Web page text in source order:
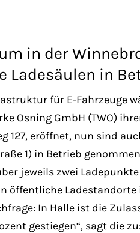
in der
Ladesäulen in
für E-Fahrzeuge
Osning GmbH (TWO)
127, eröffnet, nun sind
1) in Betrieb
jeweils zwei
öffentliche Ladestandorte
In Halle ist die
gestiegen“, sagt die